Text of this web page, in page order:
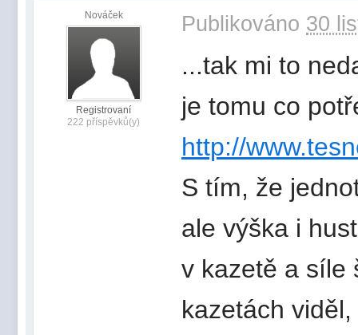
Nováček
Registrovaní
222 příspěvků(y)
Publikováno 30
...tak mi to
je tomu co
http://
S tím, že
ale výška i
v kazetě a síle
kazetách